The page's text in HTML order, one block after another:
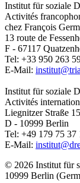
Institut für soziale
Activités
chez François
13 route de
F - 67117
Tel: +33 950 263
E-Mail:
Institut für soziale
Activités
Liegnitzer Straße 15
D - 10999 Berlin
Tel: +49 179 75 37
E-Mail:
© 2026 Institut für
10999 Berlin